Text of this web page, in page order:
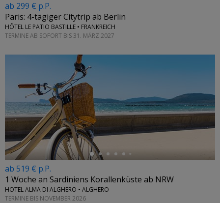
ab 299 € p.P.
Paris: 4-tägiger Citytrip ab Berlin
HÔTEL LE PATIO BASTILLE • FRANKREICH
TERMINE AB SOFORT BIS 31. MÄRZ 2027
←
ab 519 € p.P.
1 Woche an Sardiniens Korallenküste ab NRW
HOTEL ALMA DI ALGHERO • ALGHERO
TERMINE BIS NOVEMBER 2026